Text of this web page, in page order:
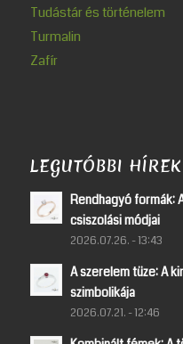
Tudástár és történelem
Turmalin
Zafír
LEGUTÓBBI HÍREK
Rendhagyó formák:
csiszolási módjai
2026.07.26. - 13:43
A szerelem tüze: A
szimbolikája
2026.07.21. - 12:46